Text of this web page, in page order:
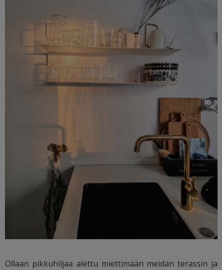
Ollaan pikkuhiljaa alettu miettimään meidän terassin ja